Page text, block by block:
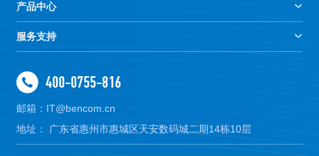
产品中心
服务支持
400-0755-816
邮箱：IT@bencom.cn
地址： 广东省惠州市惠城区天安数码城二期14栋10层